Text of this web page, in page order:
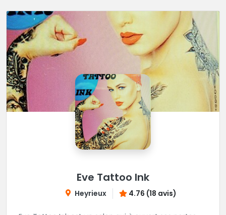
sympathique !
Eve Tattoo Ink
Heyrieux 4.76 (18 avis)